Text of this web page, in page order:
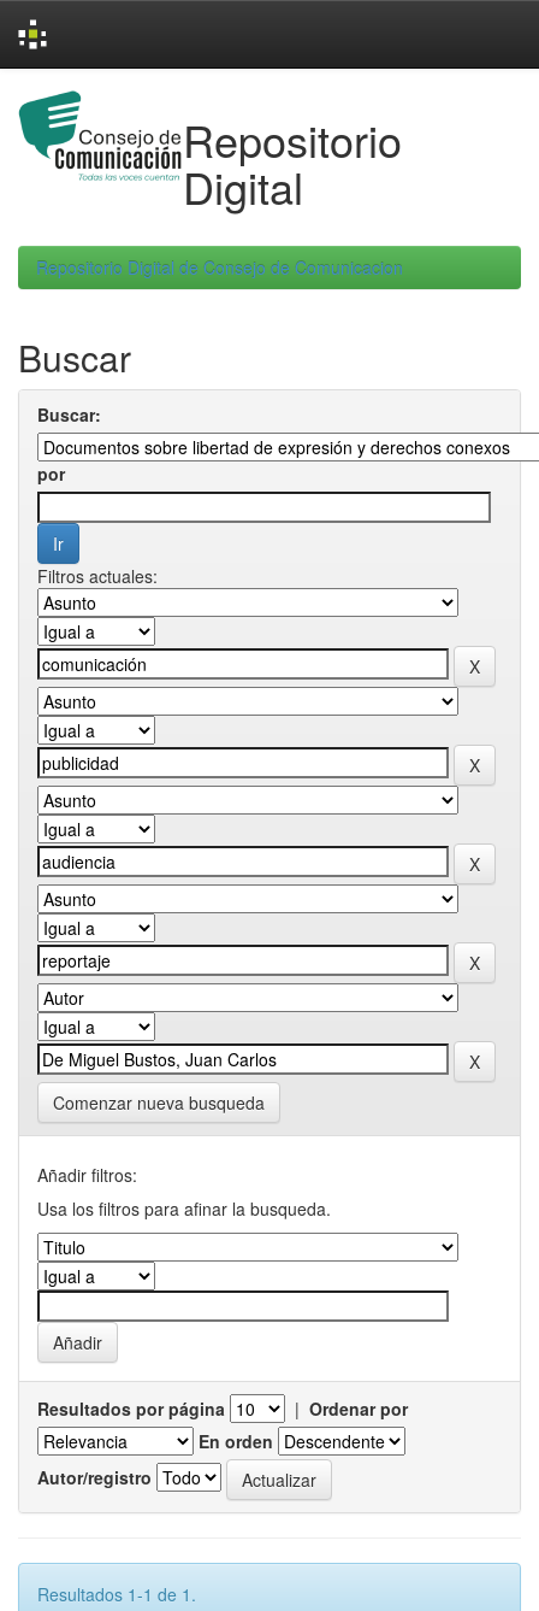
navigation
Repositorio
Digital
Repositorio Digital de Consejo de Comunicacion
Buscar
Buscar:
por
Filtros actuales:
Comenzar nueva busqueda
Añadir filtros:
Usa los filtros para afinar la busqueda.
Resultados por página | Ordenar por
En orden
Autor/registro
Resultados 1-1 de 1.